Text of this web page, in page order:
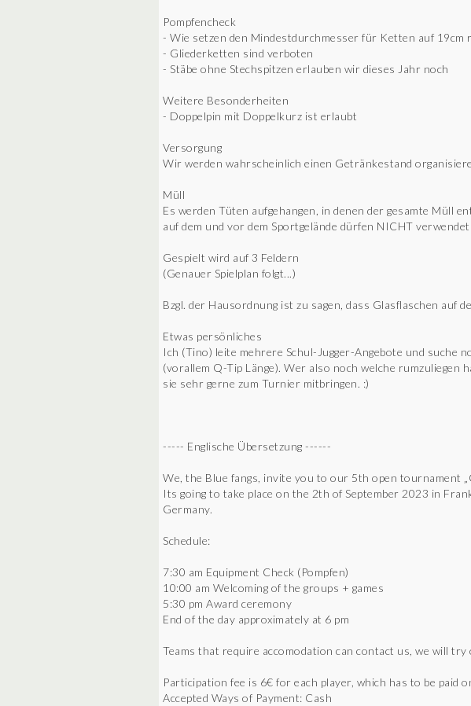
Pompfencheck
- Wie setzen den Mindestdurchmesser für Ketten auf 19cm
- Gliederketten sind verboten
- Stäbe ohne Stechspitzen erlauben wir dieses Jahr noch
Weitere Besonderheiten
- Doppelpin mit Doppelkurz ist erlaubt
Versorgung
Wir werden wahrscheinlich einen Getränkestand
Müll
Es werden Tüten aufgehangen, in denen der gesamte Müll
auf dem und vor dem Sportgelände dürfen NICHT
Gespielt wird auf 3 Feldern
(Genauer Spielplan folgt...)
Bzgl. der Hausordnung ist zu sagen, dass Glasflaschen auf
Etwas persönliches
Ich (Tino) leite mehrere Schul-Jugger-Angebote und suche
(vorallem Q-Tip Länge). Wer also noch welche rumzuliegen
sie sehr gerne zum Turnier mitbringen. :)
----- Englische Übersetzung ------
We, the Blue fangs, invite you to our 5th open tournament
Its going to take place on the 2th of September 2023 in
Germany.
Schedule:
7:30 am Equipment Check (Pompfen)
10:00 am Welcoming of the groups + games
5:30 pm Award ceremony
End of the day approximately at 6 pm
Teams that require accomodation can contact us, we will
Participation fee is 6€ for each player, which has to be paid
Accepted Ways of Payment: Cash